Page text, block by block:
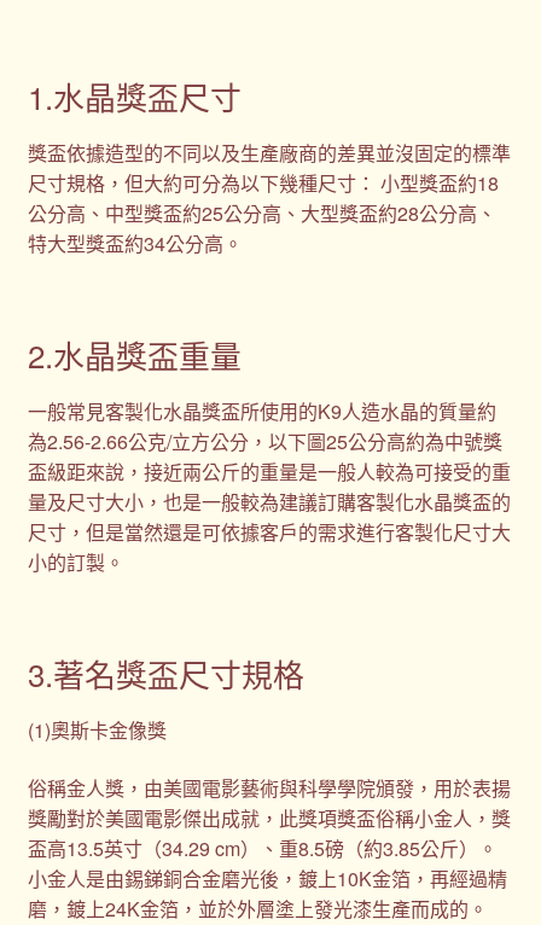
1.水晶獎盃尺寸
獎盃依據造型的不同以及生產廠商的差異並沒固定的標準
尺寸規格，但大約可分為以下幾種尺寸： 小型獎盃約18
公分高、中型獎盃約25公分高、大型獎盃約28公分高、
特大型獎盃約34公分高。
2.水晶獎盃重量
一般常見客製化水晶獎盃所使用的K9人造水晶的質量約
為2.56-2.66公克/立方公分，以下圖25公分高約為中號獎
盃級距來說，接近兩公斤的重量是一般人較為可接受的重
量及尺寸大小，也是一般較為建議訂購客製化水晶獎盃的
尺寸，但是當然還是可依據客戶的需求進行客製化尺寸大
小的訂製。
3.著名獎盃尺寸規格
(1)奧斯卡金像獎
俗稱金人獎，由美國電影藝術與科學學院頒發，用於表揚
獎勵對於美國電影傑出成就，此獎項獎盃俗稱小金人，獎
盃高13.5英寸（34.29 cm）、重8.5磅（約3.85公斤）。
小金人是由錫銻銅合金磨光後，鍍上10K金箔，再經過精
磨，鍍上24K金箔，並於外層塗上發光漆生產而成的。